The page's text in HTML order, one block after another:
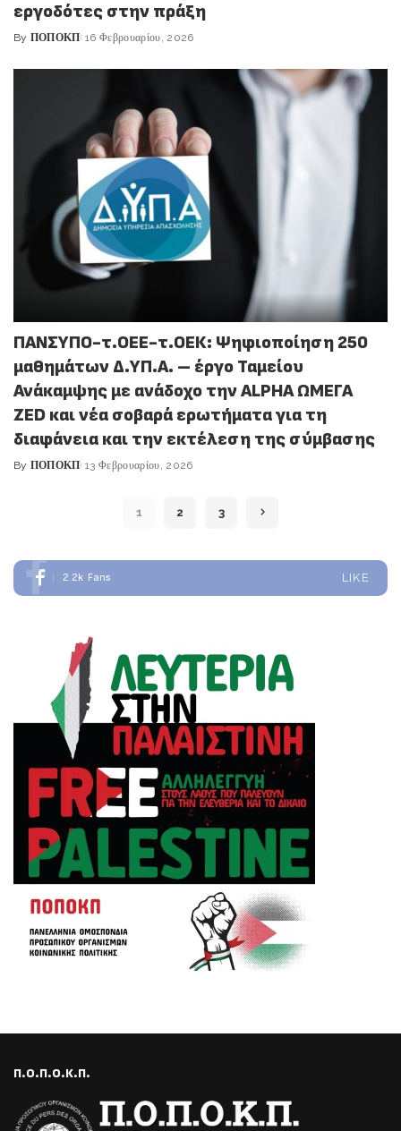
εργοδότες στην πράξη
Posted
By ΠΟΠΟΚΠ 16 Φεβρουαρίου, 2026
ΠΑΝΣΥΠΟ-τ.ΟΕΕ-τ.ΟΕΚ: Ψηφιοποίηση 250
μαθημάτων Δ.ΥΠ.Α. – έργο Ταμείου
Ανάκαμψης με ανάδοχο την ALPHA ΩΜΕΓΑ
ZED και νέα σοβαρά ερωτήματα για τη
διαφάνεια και την εκτέλεση της σύμβασης
Posted
By ΠΟΠΟΚΠ 13 Φεβρουαρίου, 2026
1 2 3
2.2k Fans LIKE
Π.Ο.Π.Ο.Κ.Π.